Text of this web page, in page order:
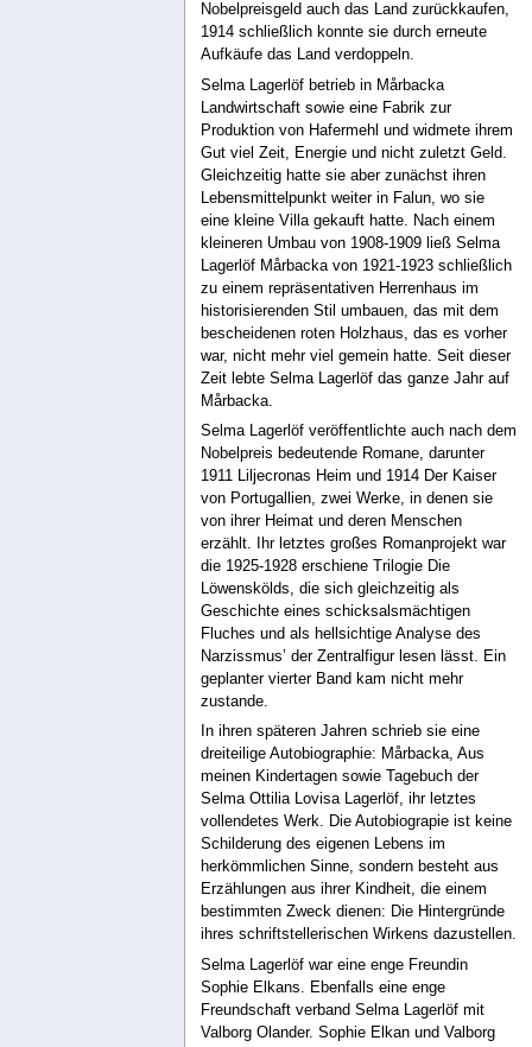
Nobelpreisgeld auch das Land zurückkaufen,
1914 schließlich konnte sie durch erneute
Aufkäufe das Land verdoppeln.
Selma Lagerlöf betrieb in Mårbacka
Landwirtschaft sowie eine Fabrik zur
Produktion von Hafermehl und widmete ihrem
Gut viel Zeit, Energie und nicht zuletzt Geld.
Gleichzeitig hatte sie aber zunächst ihren
Lebensmittelpunkt weiter in Falun, wo sie
eine kleine Villa gekauft hatte. Nach einem
kleineren Umbau von 1908-1909 ließ Selma
Lagerlöf Mårbacka von 1921-1923 schließlich
zu einem repräsentativen Herrenhaus im
historisierenden Stil umbauen, das mit dem
bescheidenen roten Holzhaus, das es vorher
war, nicht mehr viel gemein hatte. Seit dieser
Zeit lebte Selma Lagerlöf das ganze Jahr auf
Mårbacka.
Selma Lagerlöf veröffentlichte auch nach dem
Nobelpreis bedeutende Romane, darunter
1911 Liljecronas Heim und 1914 Der Kaiser
von Portugallien, zwei Werke, in denen sie
von ihrer Heimat und deren Menschen
erzählt. Ihr letztes großes Romanprojekt war
die 1925-1928 erschiene Trilogie Die
Löwenskölds, die sich gleichzeitig als
Geschichte eines schicksalsmächtigen
Fluches und als hellsichtige Analyse des
Narzissmus’ der Zentralfigur lesen lässt. Ein
geplanter vierter Band kam nicht mehr
zustande.
In ihren späteren Jahren schrieb sie eine
dreiteilige Autobiographie: Mårbacka, Aus
meinen Kindertagen sowie Tagebuch der
Selma Ottilia Lovisa Lagerlöf, ihr letztes
vollendetes Werk. Die Autobiograpie ist keine
Schilderung des eigenen Lebens im
herkömmlichen Sinne, sondern besteht aus
Erzählungen aus ihrer Kindheit, die einem
bestimmten Zweck dienen: Die Hintergründe
ihres schriftstellerischen Wirkens dazustellen.
Selma Lagerlöf war eine enge Freundin
Sophie Elkans. Ebenfalls eine enge
Freundschaft verband Selma Lagerlöf mit
Valborg Olander. Sophie Elkan und Valborg